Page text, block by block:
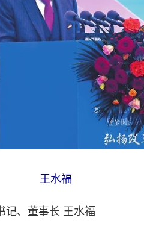
王水福
、董事长 王水福